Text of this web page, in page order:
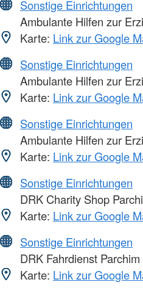
Sonstige Einrichtungen
Ambulante Hilfen zur
Karte: Link zur Google
Sonstige Einrichtungen
Ambulante Hilfen zur
Karte: Link zur Google
Sonstige Einrichtungen
Ambulante Hilfen zur
Karte: Link zur Google
Sonstige Einrichtungen
DRK Charity Shop
Karte: Link zur Google
Sonstige Einrichtungen
DRK Fahrdienst Parchim
Karte: Link zur Google